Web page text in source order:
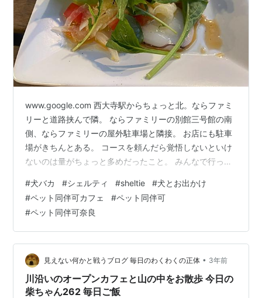
www.google.com 西大寺駅からちょっと北。ならファミ
リーと道路挟んで隣。 ならファミリーの別館三号館の南
側、ならファミリーの屋外駐車場と隣接。 お店にも駐車
場がきちんとある。 コースを頼んだら覚悟しないといけ
ないのは量がちょっと多めだったこと。 みんなで行って
イワイしたいならおすすめ。犬は何頭いても、大きさが
どうでもウェルカムなので非情にありがたい。 犬連れで
お酒を飲みにいくのもアリ。イカスミのパスタがおいし
かった。 料理は最初は撮るけどやがて犬しか撮らなくな
るのはなんでだろう・・・。
#犬バカ #シェルティ #sheltie #犬とお出かけ
#ペット同伴可カフェ #ペット同伴可
#ペット同伴可奈良
見えない何かと戦うブログ 毎日のわくわくの正体 • 3年前
川沿いのオープンカフェと山の中をお散歩 今日の
柴ちゃん262 毎日ご飯